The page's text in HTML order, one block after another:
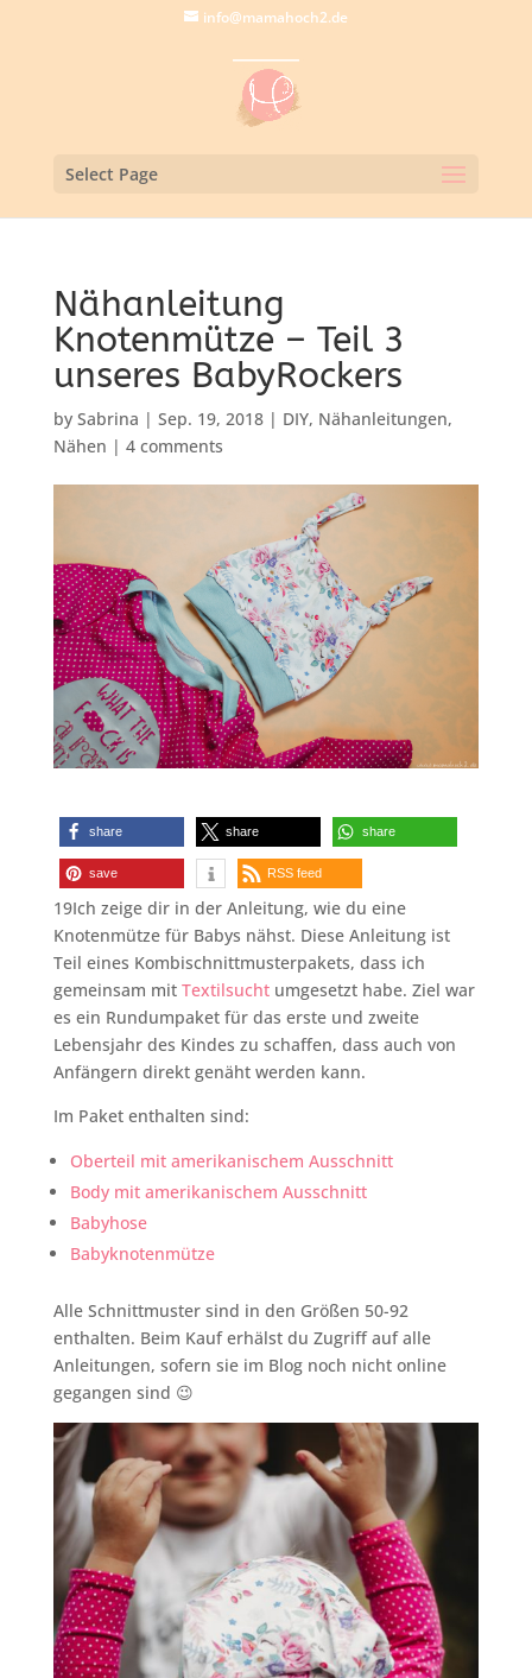
info@mamahoch2.de
Select Page
Nähanleitung
Knotenmütze – Teil 3
unseres BabyRockers
by Sabrina | Sep. 19, 2018| DIY, Nähanleitungen,
Nähen | 4 comments
share share share
save RSS feed
19Ich zeige dir in der Anleitung, wie du eine
Knotenmütze für Babys nähst. Diese Anleitung ist
Teil eines Kombischnittmusterpakets, dass ich
gemeinsam mit Textilsuchtumgesetzt habe. Ziel war
es ein Rundumpaket für das erste und zweite
Lebensjahr des Kindes zu schaffen, dass auch von
Anfängern direkt genäht werden kann.
Im Paket enthalten sind:
Oberteil mit amerikanischem Ausschnitt
Body mit amerikanischem Ausschnitt
Babyhose
Babyknotenmütze
Alle Schnittmuster sind in den Größen 50-92
enthalten. Beim Kauf erhälst du Zugriff auf alle
Anleitungen, sofern sie im Blog noch nicht online
gegangen sind 😉